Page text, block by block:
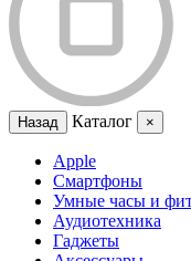
Назад Каталог ×
Apple
Смартфоны
Умные часы и
Аудиотехника
Гаджеты